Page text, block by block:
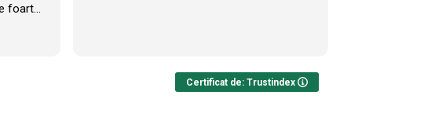
foarte
Certificat de: Trustindex